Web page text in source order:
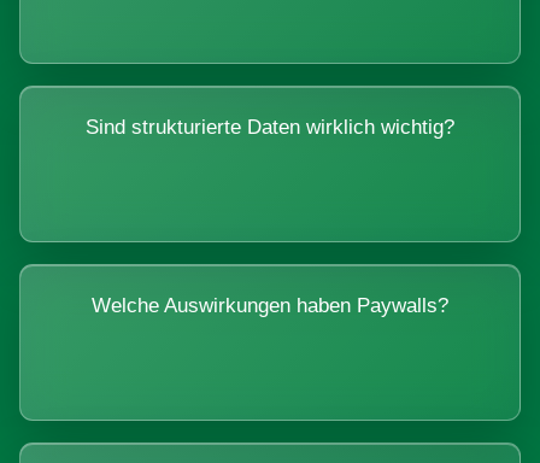
Sind strukturierte Daten wirklich wichtig?
Welche Auswirkungen haben Paywalls?